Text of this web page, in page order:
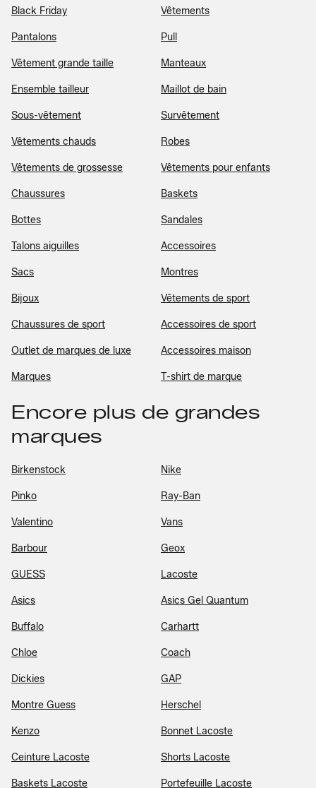
Black Friday Vêtements
Pantalons Pull
Vêtement grande taille Manteaux
Ensemble tailleur Maillot de bain
Sous-vêtement Survêtement
Vêtements chauds Robes
Vêtements de grossesse Vêtements pour enfants
Chaussures Baskets
Bottes Sandales
Talons aiguilles Accessoires
Sacs Montres
Bijoux Vêtements de sport
Chaussures de sport Accessoires de sport
Outlet de marques de luxe Accessoires maison
Marques T-shirt de marque
Encore plus de grandes
marques
Birkenstock Nike
Pinko Ray-Ban
Valentino Vans
Barbour Geox
GUESS Lacoste
Asics Asics Gel Quantum
Buffalo Carhartt
Chloe Coach
Dickies GAP
Montre Guess Herschel
Kenzo Bonnet Lacoste
Ceinture Lacoste Shorts Lacoste
Baskets Lacoste Portefeuille Lacoste